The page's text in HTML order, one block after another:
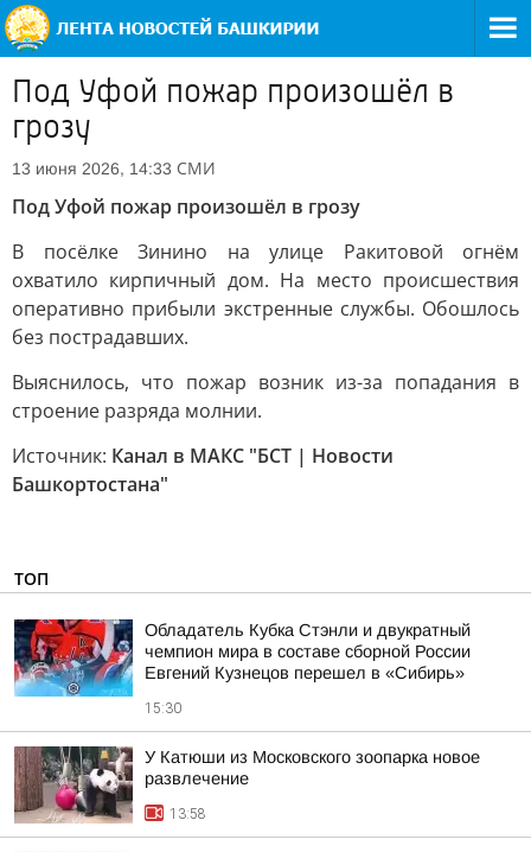
Под Уфой пожар произошёл в
грозу
13 июня 2026, 14:33 СМИ
Под Уфой пожар произошёл в грозу
В посёлке Зинино на улице Ракитовой огнём
охватило кирпичный дом. На место происшествия
оперативно прибыли экстренные службы. Обошлось
без пострадавших.
Выяснилось, что пожар возник из-за попадания в
строение разряда молнии.
Источник: Канал в МАКС "БСТ | Новости
Башкортостана"
ТОП
Обладатель Кубка Стэнли и двукратный
чемпион мира в составе сборной России
Евгений Кузнецов перешел в «Сибирь»
15:30
У Катюши из Московского зоопарка новое
развлечение
13:58